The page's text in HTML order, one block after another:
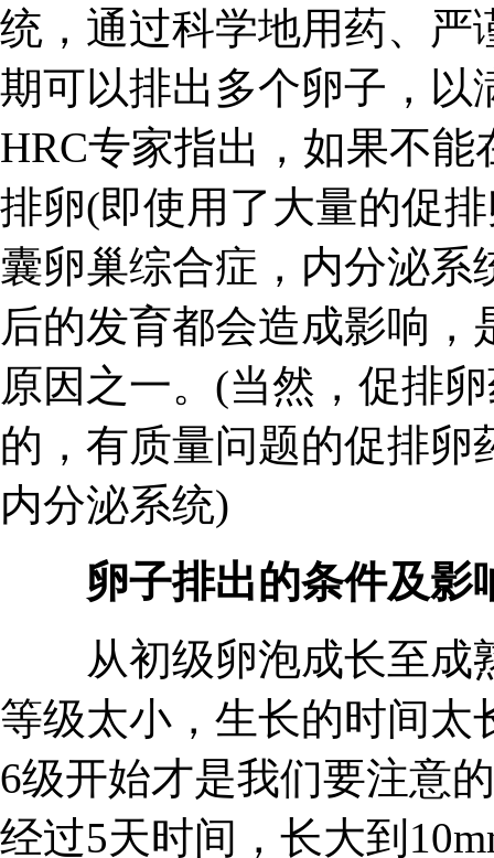
统，通过科学地用药、严
期可以排出多个卵子，以
HRC专家指出，如果不
排卵(即使用了大量的促
囊卵巢综合症，内分泌
后的发育都会造成影响
原因之一。(当然，促排
的，有质量问题的促排
内分泌系统)
卵子排出的条件及影
从初级卵泡成长至成
等级太小，生长的时间太
6级开始才是我们要注意
经过5天时间，长大到